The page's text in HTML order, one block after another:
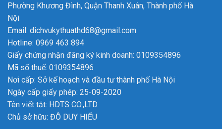
Phường Khương Đình, Quận Thanh Xuân, Thành phố Hà
Nội
Email: dichvukythuathd68@gmail.com
Hotline: 0969 463 894
Giấy chứng nhận đăng ký kinh doanh: 0109354896
Mã số thuế: 0109354896
Nơi cấp: Sở kế hoạch và đầu tư thành phố Hà Nội
Ngày cấp giấy phép: 25-09-2020
Tên viết tắt: HDTS CO.,LTD
Chủ sở hữu: ĐỖ DUY HIẾU